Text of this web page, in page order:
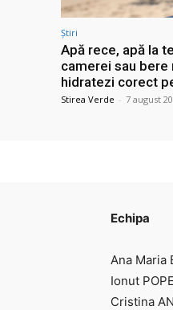
Știri
Apă rece, apă la
camerei sau bere
hidratezi corect
Stirea Verde - 7 august
Echipa
Ana Maria
Ionut
Cristina